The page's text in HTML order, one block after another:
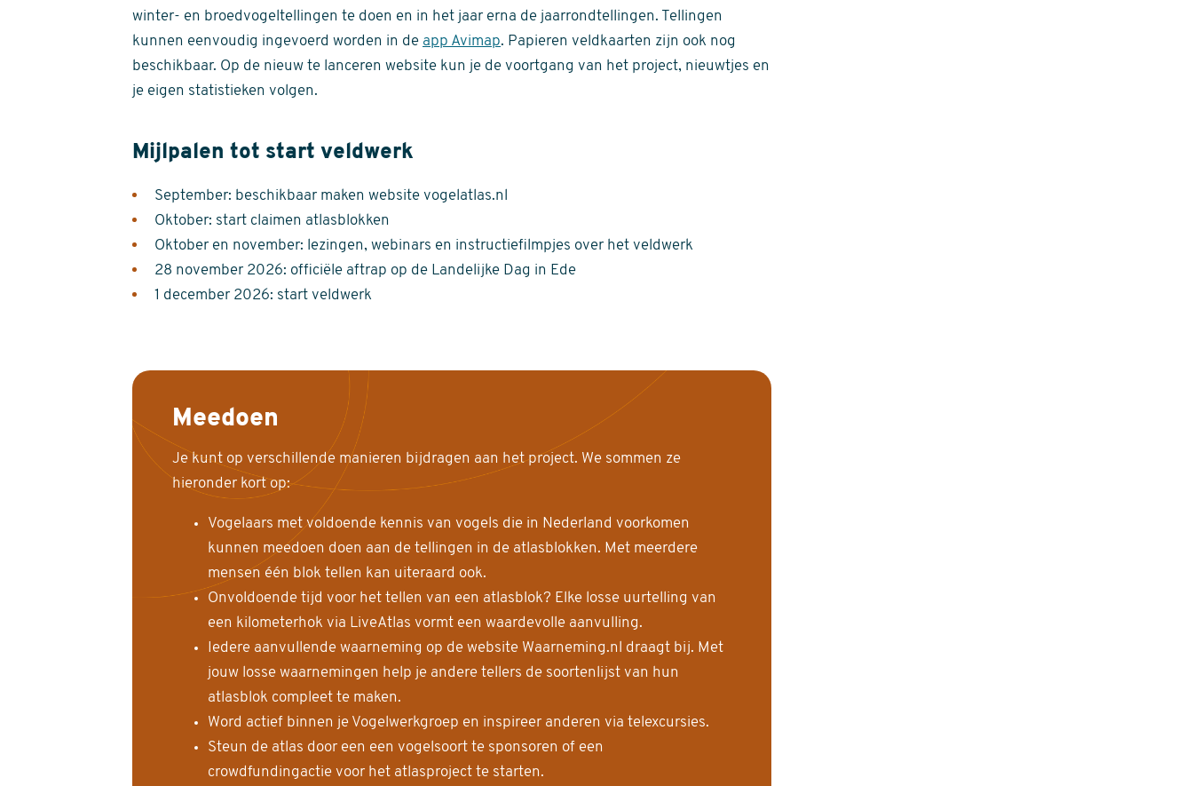
winter- en broedvogeltellingen te doen en in het jaar erna de jaarrondtellingen. Tellingen
kunnen eenvoudig ingevoerd worden in de app Avimap. Papieren veldkaarten zijn ook nog
beschikbaar. Op de nieuw te lanceren website kun je de voortgang van het project, nieuwtjes en
je eigen statistieken volgen.
Mijlpalen tot start veldwerk
September: beschikbaar maken website vogelatlas.nl
Oktober: start claimen atlasblokken
Oktober en november: lezingen, webinars en instructiefilmpjes over het veldwerk
28 november 2026: officiële aftrap op de Landelijke Dag in Ede
1 december 2026: start veldwerk
Meedoen
Je kunt op verschillende manieren bijdragen aan het project. We sommen ze
hieronder kort op:
Vogelaars met voldoende kennis van vogels die in Nederland voorkomen
kunnen meedoen doen aan de tellingen in de atlasblokken. Met meerdere
mensen één blok tellen kan uiteraard ook.
Onvoldoende tijd voor het tellen van een atlasblok? Elke losse uurtelling van
een kilometerhok via LiveAtlas vormt een waardevolle aanvulling.
Iedere aanvullende waarneming op de website Waarneming.nl draagt bij. Met
jouw losse waarnemingen help je andere tellers de soortenlijst van hun
atlasblok compleet te maken.
Word actief binnen je Vogelwerkgroep en inspireer anderen via telexcursies.
Steun de atlas door een een vogelsoort te sponsoren of een
crowdfundingactie voor het atlasproject te starten.